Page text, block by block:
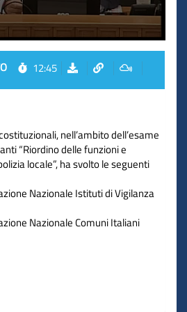
12:45
nell’ambito dell’esame
“Riordino delle funzioni e
locale”, ha svolto le seguenti
Nazionale Istituti di Vigilanza
Nazionale Comuni Italiani